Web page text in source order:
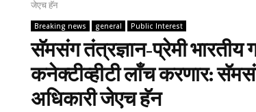
जेएच हॅन
Breaking news general Public Interest
सॅमसंग तंत्रज्ञान-प्रेमी भारतीय
कनेक्‍टीव्‍हीटी लाँच करणार:
अधिकारी जेएच हॅन